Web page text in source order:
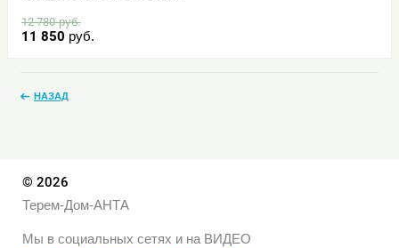
12 780руб.
11 850 руб.
НАЗАД
© 2026
Терем-Дом-АНТА
Мы в социальных сетях и на ВИДЕО